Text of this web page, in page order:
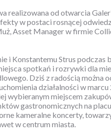
realizowana od otwarcia
w postaci rosnącej
Asset Manager w firmie
i Konstantemu Strus podczas
spotkań i rozrywki dla
Dziś z radością można
działalności w
wybieranym miejscem
gastronomicznych na
kameralne koncerty,
w centrum miasta.